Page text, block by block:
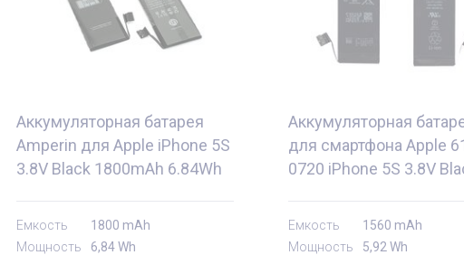
Аккумуляторная батарея
Amperin для Apple iPhone 5S
3.8V Black 1800mAh 6.84Wh
Емкость
1800 mAh
Мощность
6,84 Wh
Аккумуляторная
для смартфона Apple
0720 iPhone 5S 3.8V
Емкость
1560 mAh
Мощность
5,92 Wh